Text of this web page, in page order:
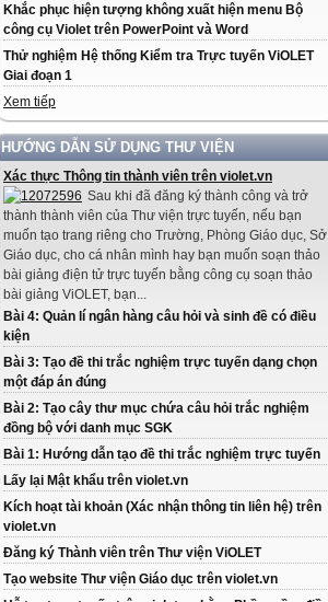
Khắc phục hiện tượng không xuất hiện menu Bộ
công cụ Violet trên PowerPoint và Word
Thử nghiệm Hệ thống Kiểm tra Trực tuyến ViOLET
Giai đoạn 1
Xem tiếp
HƯỚNG DẪN SỬ DỤNG THƯ VIỆN
Xác thực Thông tin thành viên trên violet.vn
Sau khi đã đăng ký thành công và trở
thành thành viên của Thư viện trực tuyến, nếu bạn
muốn tạo trang riêng cho Trường, Phòng Giáo dục, Sở
Giáo dục, cho cá nhân mình hay bạn muốn soạn thảo
bài giảng điện tử trực tuyến bằng công cụ soạn thảo
bài giảng ViOLET, bạn...
Bài 4: Quản lí ngân hàng câu hỏi và sinh đề có điều
kiện
Bài 3: Tạo đề thi trắc nghiệm trực tuyến dạng chọn
một đáp án đúng
Bài 2: Tạo cây thư mục chứa câu hỏi trắc nghiệm
đồng bộ với danh mục SGK
Bài 1: Hướng dẫn tạo đề thi trắc nghiệm trực tuyến
Lấy lại Mật khẩu trên violet.vn
Kích hoạt tài khoản (Xác nhận thông tin liên hệ) trên
violet.vn
Đăng ký Thành viên trên Thư viện ViOLET
Tạo website Thư viện Giáo dục trên violet.vn